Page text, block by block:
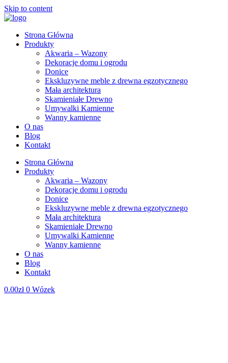
Skip to content
Strona Główna
Produkty
Akwaria – Wazony
Dekoracje domu i ogrodu
Donice
Ekskluzywne meble z drewna egzotycznego
Mała architektura
Skamieniałe Drewno
Umywalki Kamienne
Wanny kamienne
O nas
Blog
Kontakt
Strona Główna
Produkty
Akwaria – Wazony
Dekoracje domu i ogrodu
Donice
Ekskluzywne meble z drewna egzotycznego
Mała architektura
Skamieniałe Drewno
Umywalki Kamienne
Wanny kamienne
O nas
Blog
Kontakt
0.00zł 0 Wózek